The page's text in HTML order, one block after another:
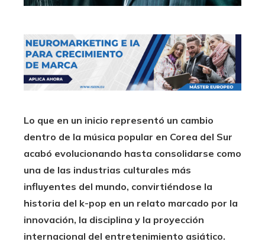
Lo que en un inicio representó un cambio
dentro de la música popular en Corea del Sur
acabó evolucionando hasta consolidarse como
una de las industrias culturales más
influyentes del mundo, convirtiéndose la
historia del k-pop en un relato marcado por la
innovación, la disciplina y la proyección
internacional del entretenimiento asiático.